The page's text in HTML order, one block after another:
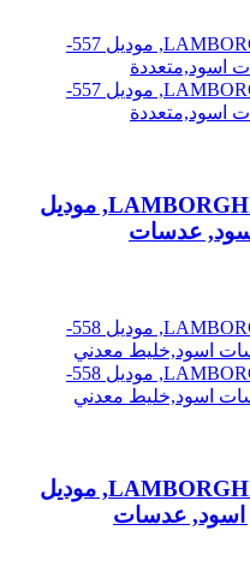
نظارة شمسية,ماركة LAMBORGHINI-Y20, موديل
اسود, عدسات
نظارة شمسية,ماركة LAMBORGHINI-Y20, موديل
اسود, عدسات